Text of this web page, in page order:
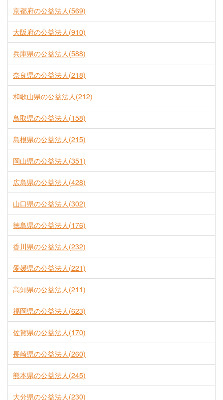
京都府の公益法人(569)
大阪府の公益法人(910)
兵庫県の公益法人(588)
奈良県の公益法人(218)
和歌山県の公益法人(212)
鳥取県の公益法人(158)
島根県の公益法人(215)
岡山県の公益法人(351)
広島県の公益法人(428)
山口県の公益法人(302)
徳島県の公益法人(176)
香川県の公益法人(232)
愛媛県の公益法人(221)
高知県の公益法人(211)
福岡県の公益法人(623)
佐賀県の公益法人(170)
長崎県の公益法人(260)
熊本県の公益法人(245)
大分県の公益法人(230)